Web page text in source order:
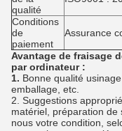
qualité
Conditions
de
paiement
Assurance
Avantage de fraisage
par ordinateur :
1. Bonne qualité
emballage, etc.
2. Suggestions
matériel, préparation
nous votre condition,